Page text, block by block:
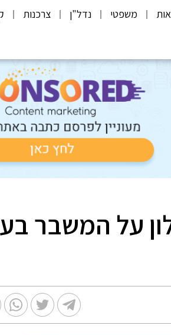
משפטי נדל"ן צרכנות
על המשבר